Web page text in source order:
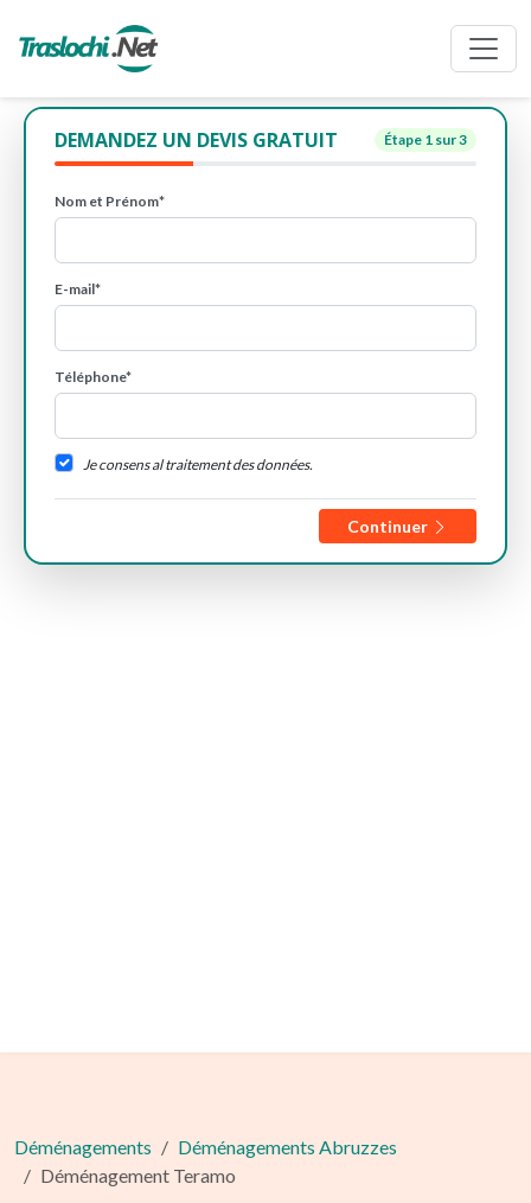
DEMANDEZ UN DEVIS GRATUIT Étape 1 sur 3
Nom et Prénom*
E-mail*
Téléphone*
Je consens al traitement des données.
Continuer
Déménagements
Déménagements Abruzzes
Déménagement Teramo